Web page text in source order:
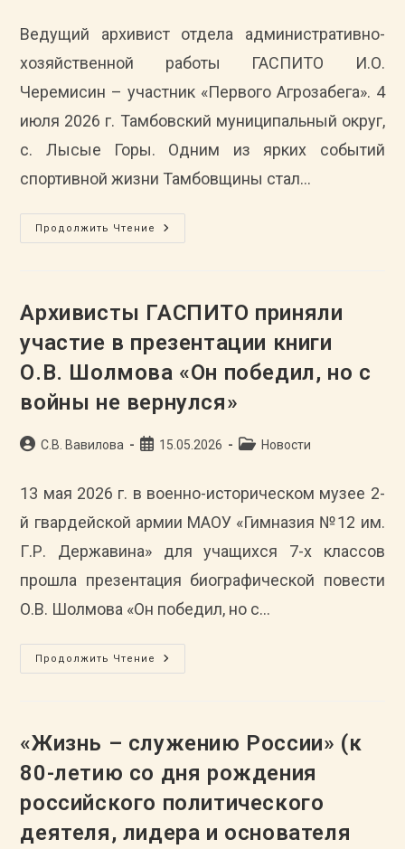
Ведущий архивист отдела административно-
хозяйственной работы ГАСПИТО И.О.
Черемисин – участник «Первого Агрозабега». 4
июля 2026 г. Тамбовский муниципальный округ,
с. Лысые Горы. Одним из ярких событий
спортивной жизни Тамбовщины стал…
Продолжить Чтение
Ведущий
Архивист
Участие
В
Агрозабеге»
Архивисты ГАСПИТО приняли
участие в презентации книги
О.В. Шолмова «Он победил, но с
войны не вернулся»
АвторС.В. Вавилова
Запись15.05.2026
РубрикаНовости
13 мая 2026 г. в военно-историческом музее 2-
й гвардейской армии МАОУ «Гимназия №12 им.
Г.Р. Державина» для учащихся 7-х классов
прошла презентация биографической повести
О.В. Шолмова «Он победил, но с…
Продолжить Чтение
Архивисты
ГАСПИТО
О.В. Шолмова
Победил,
Но
С
Войны
Вернулся»
«Жизнь – служению России» (к
80-летию со дня рождения
российского политического
деятеля, лидера и основателя